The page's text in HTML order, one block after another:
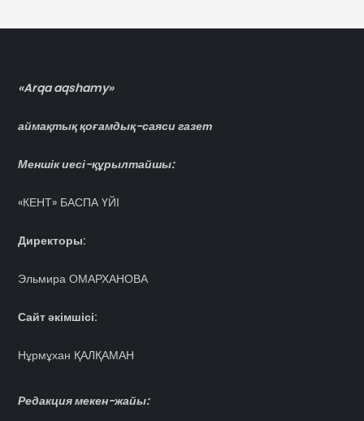
«Arqa aqshamy»
аймақтық қоғамдық-саяси газет
Меншік иесі-құрылтайшы:
«КЕНТ» БАСПА ҮЙІ
Директоры:
Эльмира ОМАРХАНОВА
Сайт әкімшісі:
Нұрмұхан ҚАЛҚАМАН
Редакция мекен-жайы: